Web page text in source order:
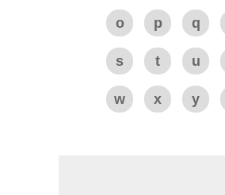
o p q
s t u
w x y